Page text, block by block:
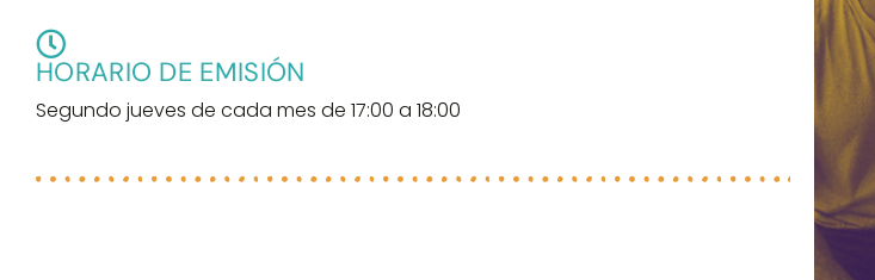
HORARIO DE EMISIÓN
Segundo jueves de cada mes de 17:00 a 18:00